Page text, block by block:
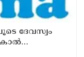
ദേവസ്വം